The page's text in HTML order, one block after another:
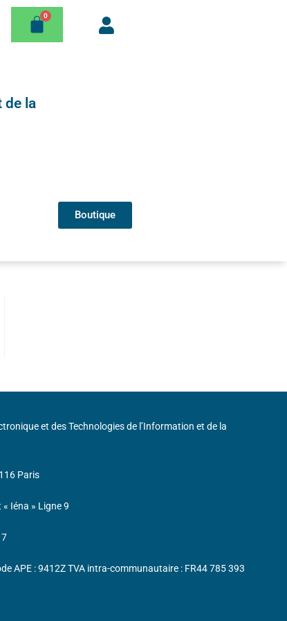
de la
Boutique
et des Technologies de l’Information et de la
Paris
Iéna » Ligne 9
APE : 9412Z TVA intra-communautaire : FR44 785 393